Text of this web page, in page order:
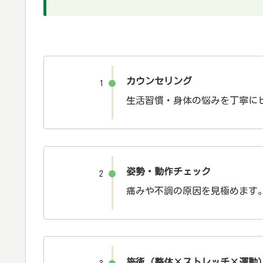
1 カウンセリング
生活習慣・身体の悩みを丁寧に
2 姿勢・動作チェック
痛みや不調の原因を見極めます。